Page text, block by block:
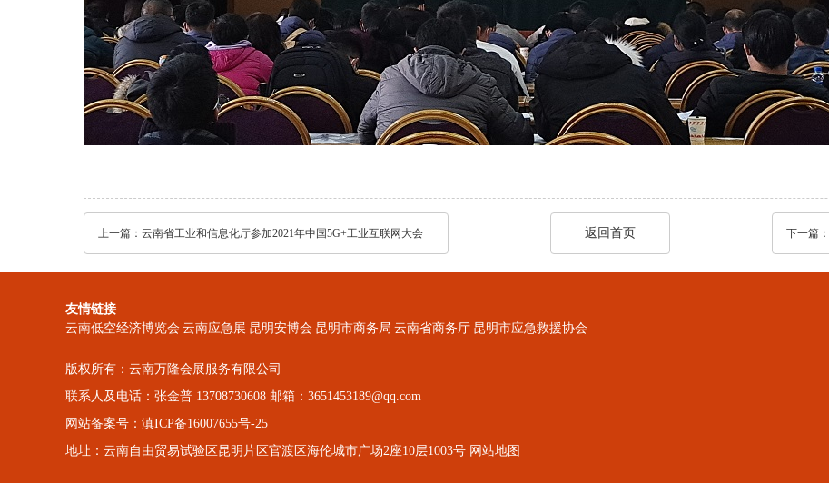
上一篇： 云南省工业和信息化厅参加2021年中国5G+工业互联网大会 返回首页 下一篇：
友情链接
云南低空经济博览会 云南应急展 昆明安博会 昆明市商务局 云南省商务厅 昆明市应急救援协会
版权所有：云南万隆会展服务有限公司
联系人及电话：张金普 13708730608 邮箱：3651453189@qq.com
网站备案号：滇ICP备16007655号-25
地址：云南自由贸易试验区昆明片区官渡区海伦城市广场2座10层1003号 网站地图